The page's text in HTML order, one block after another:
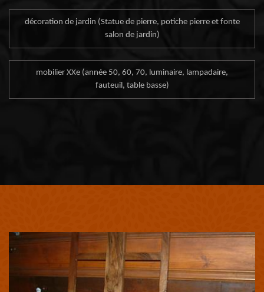
décoration de jardin (Statue de pierre, potiche pierre et fonte
salon de jardin)
mobilier XXe (année 50, 60, 70, luminaire, lampadaire,
fauteuil, table basse)